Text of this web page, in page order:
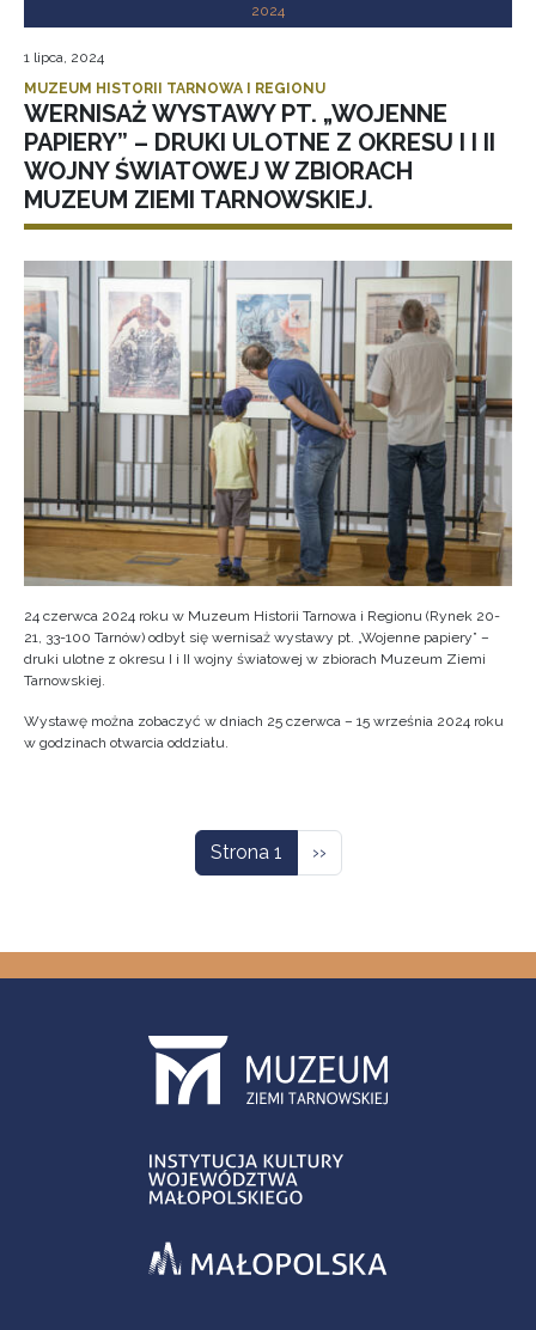
2024
1 lipca, 2024
MUZEUM HISTORII TARNOWA I REGIONU
WERNISAŻ WYSTAWY PT. „WOJENNE
PAPIERY” – DRUKI ULOTNE Z OKRESU I I II
WOJNY ŚWIATOWEJ W ZBIORACH
MUZEUM ZIEMI TARNOWSKIEJ.
24 czerwca 2024 roku w Muzeum Historii Tarnowa i Regionu (Rynek 20-
21, 33-100 Tarnów) odbył się wernisaż wystawy pt. „Wojenne papiery” –
druki ulotne z okresu I i II wojny światowej w zbiorach Muzeum Ziemi
Tarnowskiej.
Wystawę można zobaczyć w dniach 25 czerwca – 15 września 2024 roku
w godzinach otwarcia oddziału.
Strona 1 Następna strona
››